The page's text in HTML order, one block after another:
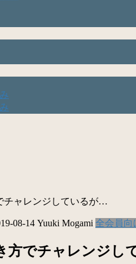
チャレンジしているが…
08-14 Yuuki Mogami 全会員向
方でチャレンジし